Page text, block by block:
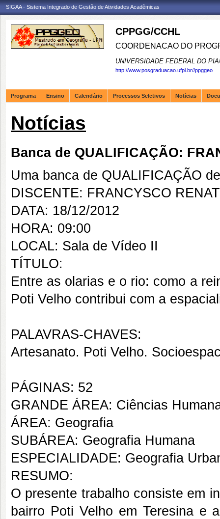
SIGAA - Sistema Integrado de Gestão de Atividades Acadêmicas
CPPGG/CCHL
COORDENACAO DO
UNIVERSIDADE FEDERAL DO
http://www.posgraduacao.ufpi.br//ppggeo
Programa Ensino Calendário Processos Seletivos Notícias
Notícias
Banca de QUALIFICAÇÃO:
Uma banca de QUALIFICAÇÃO
DISCENTE: FRANCYSCO
DATA: 18/12/2012
HORA: 09:00
LOCAL: Sala de Vídeo II
TÍTULO:
Entre as olarias e o rio: como a
Poti Velho contribui com a
PALAVRAS-CHAVES:
Artesanato. Poti Velho.
PÁGINAS: 52
GRANDE ÁREA: Ciências
ÁREA: Geografia
SUBÁREA: Geografia Humana
ESPECIALIDADE: Geografia
RESUMO:
O presente trabalho consiste em
bairro Poti Velho em Teresina e